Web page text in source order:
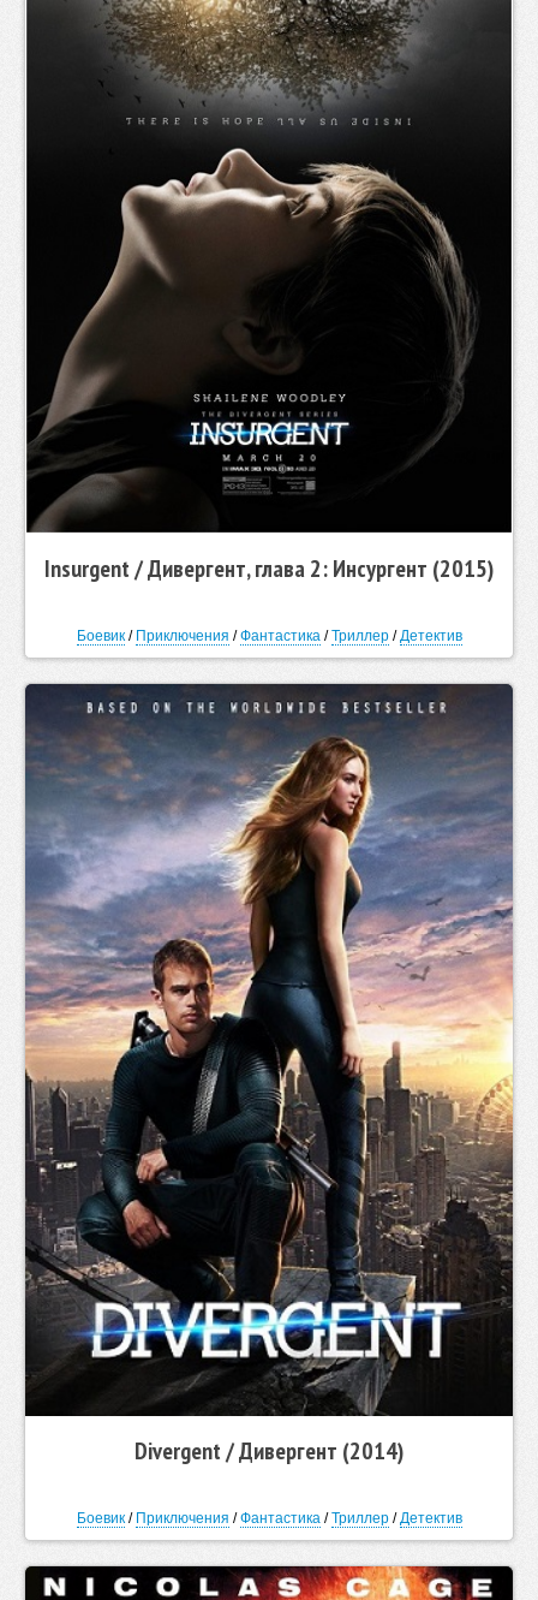
Insurgent / Дивергент, глава 2: Инсургент (2015)
Боевик/ Приключения /Фантастика/Триллер/Детектив
Divergent / Дивергент (2014)
Боевик/ Приключения /Фантастика/Триллер/Детектив